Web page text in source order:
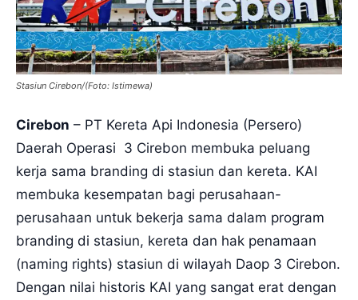
Stasiun Cirebon/(Foto: Istimewa)
Cirebon – PT Kereta Api Indonesia (Persero)
Daerah Operasi 3 Cirebon membuka peluang
kerja sama branding di stasiun dan kereta. KAI
membuka kesempatan bagi perusahaan-
perusahaan untuk bekerja sama dalam program
branding di stasiun, kereta dan hak penamaan
(naming rights) stasiun di wilayah Daop 3 Cirebon.
Dengan nilai historis KAI yang sangat erat dengan